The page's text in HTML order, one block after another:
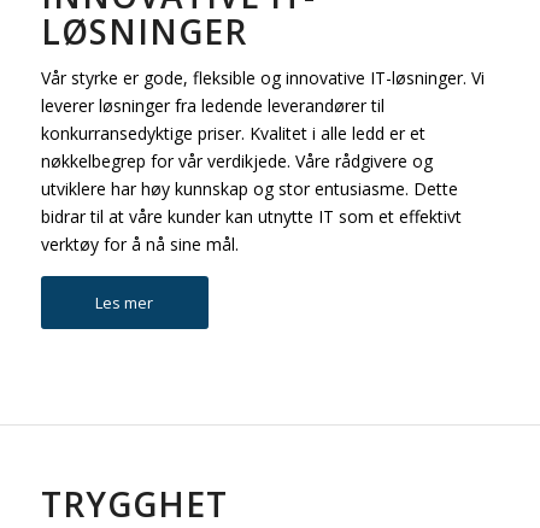
LØSNINGER
Vår styrke er gode, fleksible og innovative IT-løsninger. Vi
leverer løsninger fra ledende leverandører til
konkurransedyktige priser. Kvalitet i alle ledd er et
nøkkelbegrep for vår verdikjede. Våre rådgivere og
utviklere har høy kunnskap og stor entusiasme. Dette
bidrar til at våre kunder kan utnytte IT som et effektivt
verktøy for å nå sine mål.
Les mer
TRYGGHET